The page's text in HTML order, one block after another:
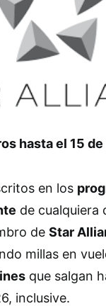
hasta el 15
en los
de cualquiera
de Star
millas en
que salgan
inclusive.